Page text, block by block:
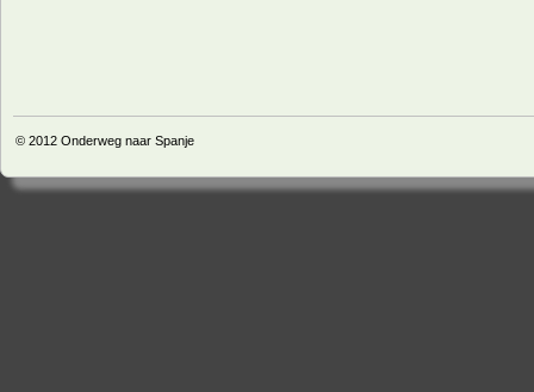
© 2012 Onderweg naar Spanje